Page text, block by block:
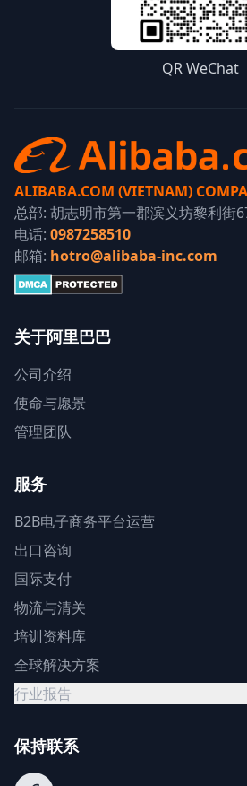
QR WeChat
ALIBABA.COM (VIETNAM)
总部: 胡志明市第一郡滨义坊黎利街
电话: 0987258510
邮箱: hotro@alibaba-inc.com
关于阿里巴巴
公司介绍
使命与愿景
管理团队
服务
B2B电子商务平台运营
出口咨询
国际支付
物流与清关
培训资料库
全球解决方案
行业报告
保持联系